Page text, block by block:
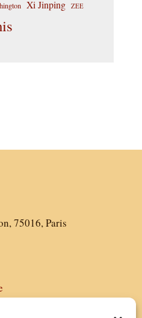
Xi Jinping ZEE
75016, Paris